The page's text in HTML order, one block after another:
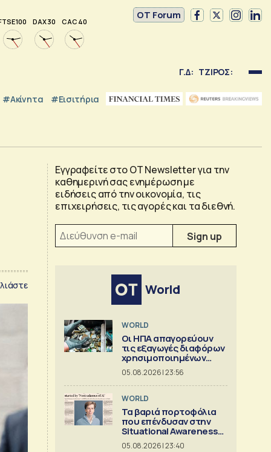
100 DAX 30 CAC 40
OT Forum
Γ.Δ: ΤΖΙΡΟΣ:
#Ακίνητα #εισιτήρια
Εγγραφείτε στο OT Newsletter για την
καθημερινή σας ενημέρωση με
ειδήσεις από την οικονομία, τις
επιχειρήσεις, τις αγορές και τα διεθνή.
World
WORLD
Οι ΗΠΑ απαγορεύουν
τις εξαγωγές διαφόρων
χρησιμοποιημένων
κρίσιμων ορυκτών
05.08.2026 | 23:56
WORLD
Τα βαριά πορτοφόλια
που επένδυσαν στην
Situational Awareness
πριν καταρρεύσει
05.08.2026 | 23:40